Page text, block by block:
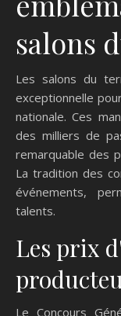
salons
Les salons du
exceptionnelle
nationale. Ces
des milliers de
remarquable des
La tradition des
événements,
talents.
Les prix
Le Concours